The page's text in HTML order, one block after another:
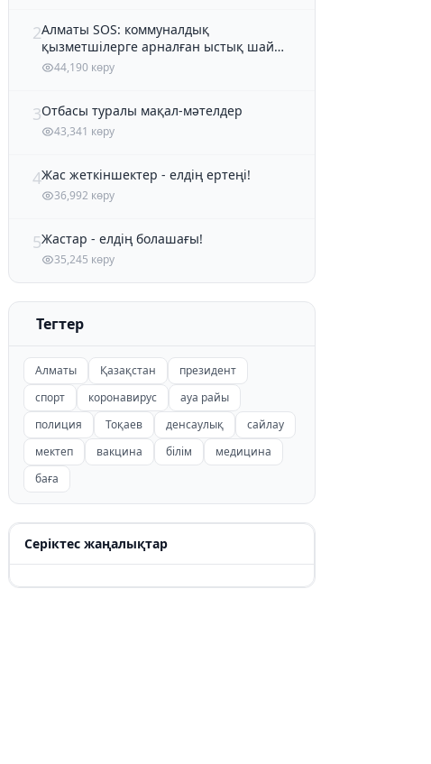
2Алматы SOS: коммуналдық
қызметшілерге арналған ыстық шай
және кондитер өнімдері
44,190 көру
3Отбасы туралы мақал-мәтелдер
43,341 көру
4Жас жеткіншектер - елдің ертеңі!
36,992 көру
5Жастар - елдің болашағы!
35,245 көру
Тегтер
Алматы Қазақстан
президент
спорт
коронавирус
ауа райы
полиция
Тоқаев денсаулық
сайлау
мектеп
вакцина білім
медицина
баға
Серіктес жаңалықтар